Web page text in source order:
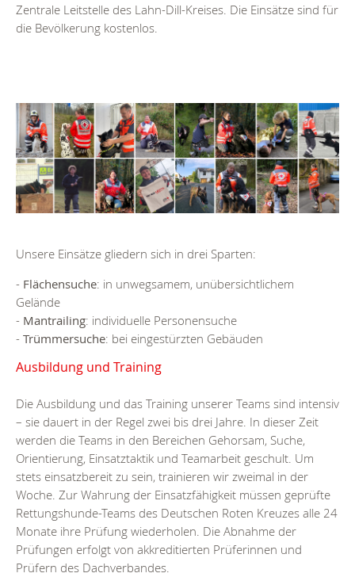
Zentrale Leitstelle des Lahn-Dill-Kreises. Die Einsätze sind für
die Bevölkerung kostenlos.
Unsere Einsätze gliedern sich in drei Sparten:
- Flächensuche: in unwegsamem, unübersichtlichem
Gelände
- Mantrailing: individuelle Personensuche
- Trümmersuche: bei eingestürzten Gebäuden
Ausbildung und Training
Die Ausbildung und das Training unserer Teams sind intensiv
– sie dauert in der Regel zwei bis drei Jahre. In dieser Zeit
werden die Teams in den Bereichen Gehorsam, Suche,
Orientierung, Einsatztaktik und Teamarbeit geschult. Um
stets einsatzbereit zu sein, trainieren wir zweimal in der
Woche. Zur Wahrung der Einsatzfähigkeit müssen geprüfte
Rettungshunde-Teams des Deutschen Roten Kreuzes alle 24
Monate ihre Prüfung wiederholen. Die Abnahme der
Prüfungen erfolgt von akkreditierten Prüferinnen und
Prüfern des Dachverbandes.